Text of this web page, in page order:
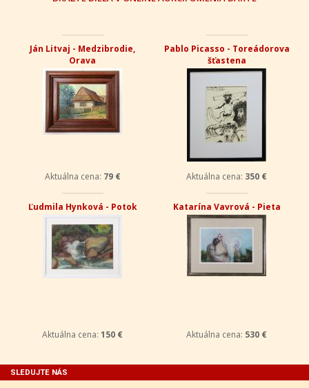
Ján Litvaj - Medzibrodie,
Orava
Aktuálna cena: 79 €
Pablo Picasso - Toreádorova
šťastena
Aktuálna cena: 350 €
Ľudmila Hynková - Potok
Aktuálna cena: 150 €
Katarína Vavrová - Pieta
Aktuálna cena: 530 €
SLEDUJTE NÁS